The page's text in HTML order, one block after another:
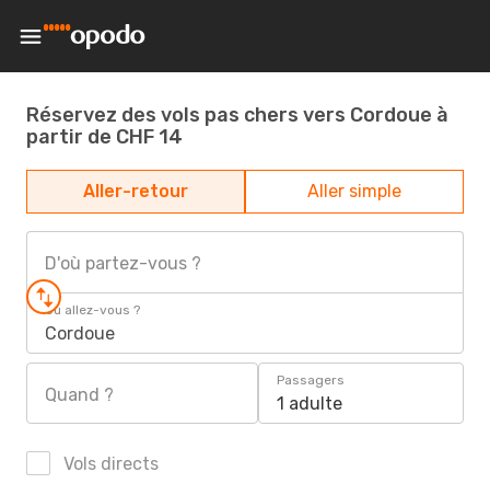
Réservez des vols pas chers vers Cordoue à
partir de CHF 14
Aller-retour Aller simple
D'où partez-vous ?
Où allez-vous ?
Cordoue
Quand ?
Passagers
1 adulte
Vols directs